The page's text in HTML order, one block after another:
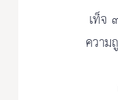
เท็จ
ความ